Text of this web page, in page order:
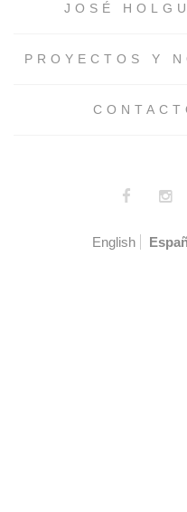
JOSÉ
PROYECTOS Y
English